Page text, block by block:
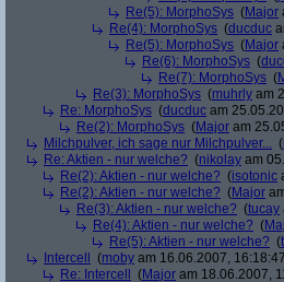
Re(5): MorphoSys (Major
Re(4): MorphoSys (ducduc
Re(5): MorphoSys (Major
Re(6): MorphoSys (
Re(7): MorphoSys (
Re(3): MorphoSys (muhrly am
Re: MorphoSys (ducduc am
Re(2): MorphoSys (Major am
Milchpulver, ich sage nur Milchpulver... (
Re: Aktien - nur welche? (nikolay am
Re(2): Aktien - nur welche? (isotonic
Re(2): Aktien - nur welche? (Major
Re(3): Aktien - nur welche? (tucay
Re(4): Aktien - nur welche? (
Re(5): Aktien - nur welche? (
Intercell
(moby am 16.06.2007,
Re: Intercell
(Major am 18.06.2007,